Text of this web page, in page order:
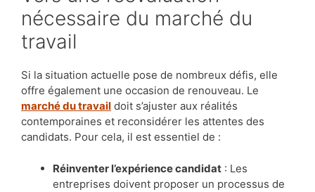
nécessaire du marché du
travail
Si la situation actuelle pose de nombreux défis, elle
offre également une occasion de renouveau. Le
marché du travail doit s’ajuster aux réalités
contemporaines et reconsidérer les attentes des
candidats. Pour cela, il est essentiel de :
Réinventer l’expérience candidat : Les
entreprises doivent proposer un processus de